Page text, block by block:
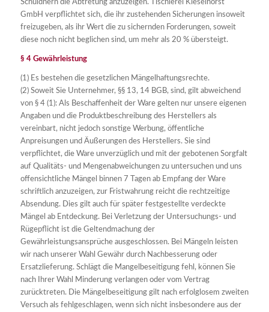
Schuldnern die Abtretung anzuzeigen. Tischlerei Kieselhorst
GmbH verpflichtet sich, die ihr zustehenden Sicherungen insoweit
freizugeben, als ihr Wert die zu sichernden Forderungen, soweit
diese noch nicht beglichen sind, um mehr als 20 % übersteigt.
§ 4 Gewährleistung
(1) Es bestehen die gesetzlichen Mängelhaftungsrechte.
(2) Soweit Sie Unternehmer, §§ 13, 14 BGB, sind, gilt abweichend
von § 4 (1): Als Beschaffenheit der Ware gelten nur unsere eigenen
Angaben und die Produktbeschreibung des Herstellers als
vereinbart, nicht jedoch sonstige Werbung, öffentliche
Anpreisungen und Äußerungen des Herstellers. Sie sind
verpflichtet, die Ware unverzüglich und mit der gebotenen Sorgfalt
auf Qualitäts- und Mengenabweichungen zu untersuchen und uns
offensichtliche Mängel binnen 7 Tagen ab Empfang der Ware
schriftlich anzuzeigen, zur Fristwahrung reicht die rechtzeitige
Absendung. Dies gilt auch für später festgestellte verdeckte
Mängel ab Entdeckung. Bei Verletzung der Untersuchungs- und
Rügepflicht ist die Geltendmachung der
Gewährleistungsansprüche ausgeschlossen. Bei Mängeln leisten
wir nach unserer Wahl Gewähr durch Nachbesserung oder
Ersatzlieferung. Schlägt die Mangelbeseitigung fehl, können Sie
nach Ihrer Wahl Minderung verlangen oder vom Vertrag
zurücktreten. Die Mängelbeseitigung gilt nach erfolglosem zweiten
Versuch als fehlgeschlagen, wenn sich nicht insbesondere aus der